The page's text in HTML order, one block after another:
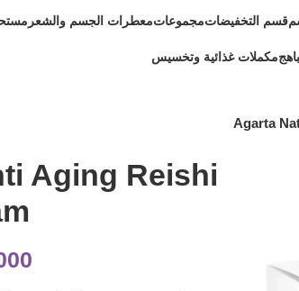
قسم التخفيضاتمجموعاتمعطرات الجسم والشعر
مكملات غذائية وتخسيس
Agarta
Aging Reishi